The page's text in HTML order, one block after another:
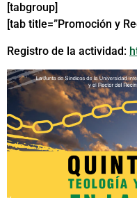
[tabgroup]
[tab title=”Promoción y
Registro de la actividad: